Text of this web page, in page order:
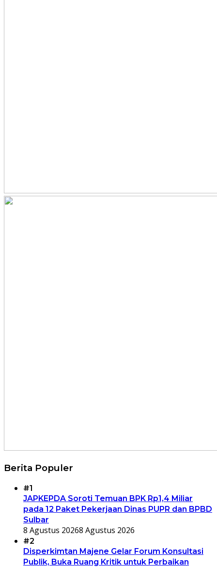
Berita Populer
#1
JAPKEPDA Soroti Temuan BPK Rp1,4 Miliar
pada 12 Paket Pekerjaan Dinas PUPR dan BPBD
Sulbar
8 Agustus 20268 Agustus 2026
#2
Disperkimtan Majene Gelar Forum Konsultasi
Publik, Buka Ruang Kritik untuk Perbaikan